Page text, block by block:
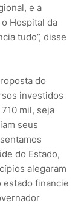
e a
Hospital da
tudo”, disse
do
investidos
mil, seja
seus
do Estado,
alegaram
financie